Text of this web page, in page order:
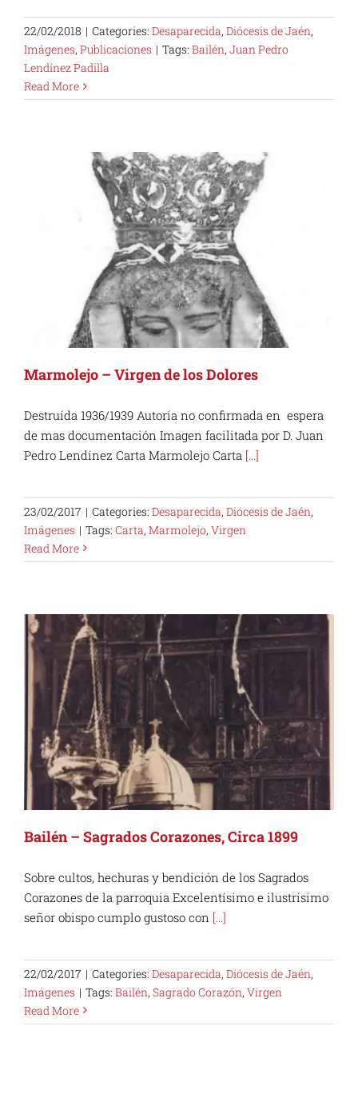
22/02/2018 | Categories: Desaparecida, Diócesis de Jaén,
Imágenes, Publicaciones | Tags: Bailén, Juan Pedro
Lendínez Padilla
Read More
Marmolejo – Virgen de los Dolores
Destruída 1936/1939 Autoría no confirmada en espera
de mas documentación Imagen facilitada por D. Juan
Pedro Lendínez Carta Marmolejo Carta [...]
23/02/2017 | Categories: Desaparecida, Diócesis de Jaén,
Imágenes | Tags: Carta, Marmolejo, Virgen
Read More
Bailén – Sagrados Corazones, Circa 1899
Sobre cultos, hechuras y bendición de los Sagrados
Corazones de la parroquia Excelentísimo e ilustrísimo
señor obispo cumplo gustoso con [...]
22/02/2017 | Categories: Desaparecida, Diócesis de Jaén,
Imágenes | Tags: Bailén, Sagrado Corazón, Virgen
Read More